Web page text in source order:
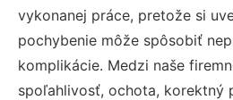
vykonanej práce, pretože si
pochybenie môže spôsobiť
komplikácie. Medzi naše
spoľahlivosť, ochota, korektný